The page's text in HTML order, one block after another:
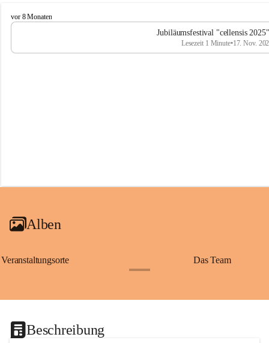
C
e
l
vor 8 Monaten
Jubiläumsfestival "cellensis
Lesezeit 1 Minute•17. Nov.
Alben
Veranstaltungsorte Das Team
Beschreibung